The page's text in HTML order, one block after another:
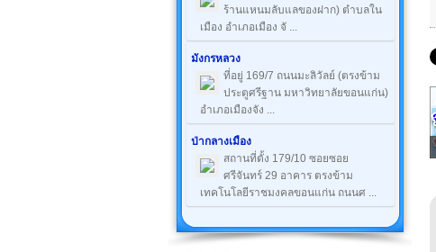
ร้านแหนมลับแลของฝาก) ตำบลใน
เมือง อำเภอเมือง จั ...
มังกรหลวง
ที่อยู่ 169/7 ถนนมะลิวัลย์ (ตรงข้าม
ประตูศรีฐาน มหาวิทยาลัยขอนแก่น)
อำเภอเมืองจัง ...
ป่ากลางเมือง
สถานที่ตั้ง 179/10 ซอยซอย
ศรีจันทร์ 29 อาคาร ตรงข้าม
เทคโนโลยีราชมงคลขอนแก่น ถนนศ ...